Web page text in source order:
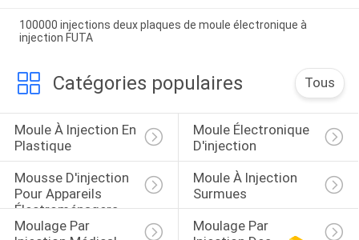
100000 injections deux plaques de moule électronique à
injection FUTA
Catégories populaires Tous
Moule À Injection En
Plastique
Moule Électronique
D'injection
Mousse D'injection
Pour Appareils
Électroménagers
Moule À Injection
Surmues
Moulage Par
Moulage Par